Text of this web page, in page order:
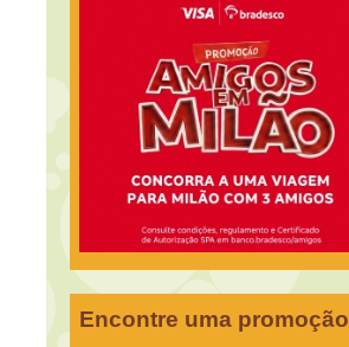
Encontre uma promoção